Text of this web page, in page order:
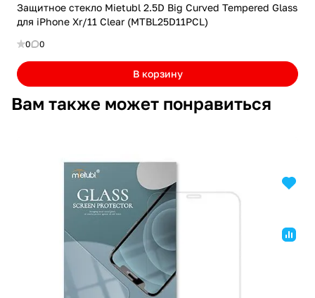
Защитное стекло Mietubl 2.5D Big Curved Tempered Glass
для iPhone Xr/11 Clear (MTBL25D11PCL)
0 0
В корзину
Вам также может понравиться